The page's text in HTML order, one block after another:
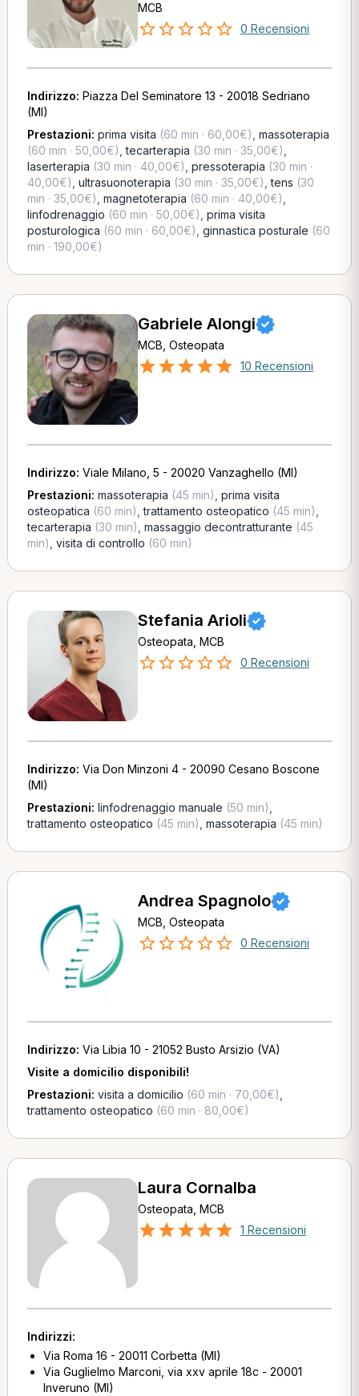
MCB
0 Recensioni
Indirizzo: Piazza Del Seminatore 13 - 20018 Sedriano
(MI)
Prestazioni: prima visita (60 min · 60,00€) massoterapia
(60 min · 50,00€) ,tecarterapia (30 min · 35,00€)
laserterapia (30 min · 40,00€) pressoterapia (30 min ·
40,00€) ultrasuonoterapia (30 min · 35,00€) ,tens (30
min · 35,00€) magnetoterapia (60 min · 40,00€)
linfodrenaggio (60 min · 50,00€) prima visita
posturologica (60 min · 60,00€) ginnastica posturale (60
min · 190,00€)
Gabriele Alongi
MCB, Osteopata
10 Recensioni
Indirizzo: Viale Milano, 5 - 20020 Vanzaghello (MI)
Prestazioni: massoterapia (45 min) prima visita
osteopatica (60 min) ,trattamento osteopatico (45 min)
tecarterapia (30 min) massaggio decontratturante (45
min) visita di controllo (60 min)
Stefania Arioli
Osteopata, MCB
0 Recensioni
Indirizzo: Via Don Minzoni 4 - 20090 Cesano Boscone
(MI)
Prestazioni: linfodrenaggio manuale (50 min)
trattamento osteopatico (45 min) massoterapia (45 min)
Andrea Spagnolo
MCB, Osteopata
0 Recensioni
Indirizzo: Via Libia 10 - 21052 Busto Arsizio (VA)
Visite a domicilio disponibili!
Prestazioni: visita a domicilio (60 min · 70,00€)
trattamento osteopatico (60 min · 80,00€)
Laura Cornalba
Osteopata, MCB
1 Recensioni
Indirizzi:
Via Roma 16 - 20011 Corbetta (MI)
Via Guglielmo Marconi, via xxv aprile 18c - 20001
Inveruno (MI)